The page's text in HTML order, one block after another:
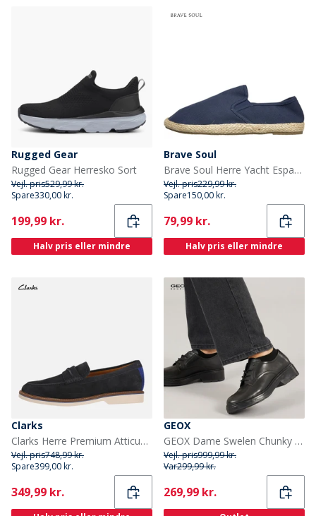
Rugged Gear
Rugged Gear Herresko Sort
Vejl. pris529,99 kr.
Spare330,00 kr.
Current
199,99 kr.
Halv pris eller mindre
Brave Soul
Brave Soul Herre Yacht Espadriller Marineblå
Vejl. pris229,99 kr.
Spare150,00 kr.
Current
79,99 kr.
Halv pris eller mindre
Clarks
Clarks Herre Premium Atticus LT Slip Sko Navy Suede
Vejl. pris748,99 kr.
Spare399,00 kr.
Current
349,99 kr.
GEOX
GEOX Dame Swelen Chunky Oxford Sko Sort
Vejl. pris999,99 kr.
Var299,99 kr.
Current
269,99 kr.